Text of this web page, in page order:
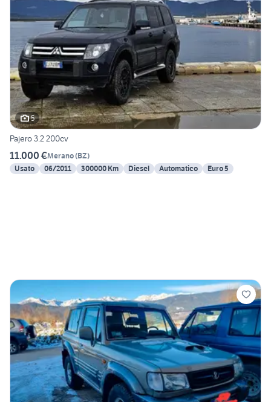
5
Pajero 3.2 200cv
11.000 €Merano(BZ)
Usato
06/2011 300000 Km Diesel Automatico Euro 5